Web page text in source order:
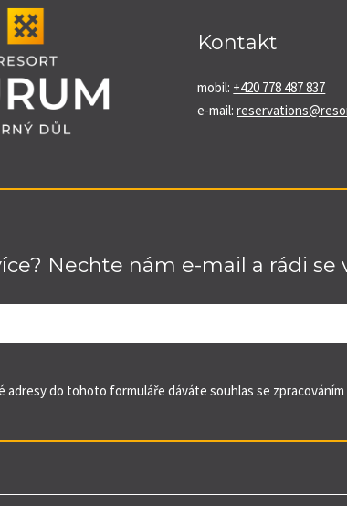
Kontakt
mobil: +420 778 487 837
e-mail:
Nechte nám e-mail a rádi se
adresy do tohoto formuláře dáváte souhlas se